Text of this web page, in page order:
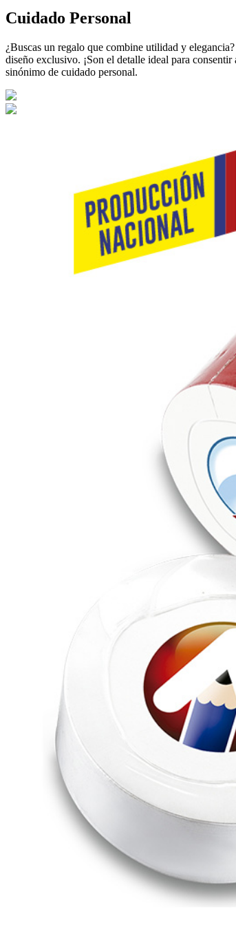
Cuidado Personal
¿Buscas un regalo que combine utilidad y
diseño exclusivo. ¡Son el detalle ideal para
sinónimo de cuidado personal.